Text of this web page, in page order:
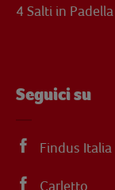
4 Salti in Padella
Seguici su
Findus Italia
Carletto